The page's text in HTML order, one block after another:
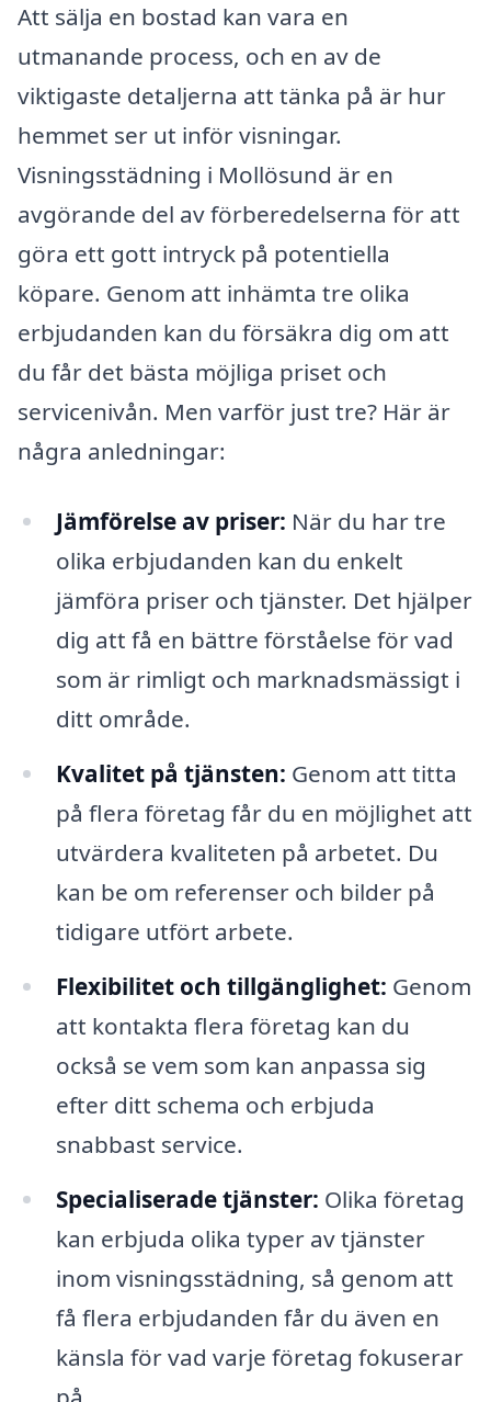
Att sälja en bostad kan vara en
utmanande process, och en av de
viktigaste detaljerna att tänka på är hur
hemmet ser ut inför visningar.
Visningsstädning i Mollösund är en
avgörande del av förberedelserna för att
göra ett gott intryck på potentiella
köpare. Genom att inhämta tre olika
erbjudanden kan du försäkra dig om att
du får det bästa möjliga priset och
servicenivån. Men varför just tre? Här är
några anledningar:
Jämförelse av priser: När du har tre
olika erbjudanden kan du enkelt
jämföra priser och tjänster. Det hjälper
dig att få en bättre förståelse för vad
som är rimligt och marknadsmässigt i
ditt område.
Kvalitet på tjänsten: Genom att titta
på flera företag får du en möjlighet att
utvärdera kvaliteten på arbetet. Du
kan be om referenser och bilder på
tidigare utfört arbete.
Flexibilitet och tillgänglighet: Genom
att kontakta flera företag kan du
också se vem som kan anpassa sig
efter ditt schema och erbjuda
snabbast service.
Specialiserade tjänster: Olika företag
kan erbjuda olika typer av tjänster
inom visningsstädning, så genom att
få flera erbjudanden får du även en
känsla för vad varje företag fokuserar